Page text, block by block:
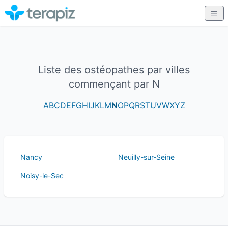
Liste des ostéopathes par villes
commençant par N
ABCDEFGHIJKLMNOPQRSTUVWXYZ
Nancy Neuilly-sur-Seine
Noisy-le-Sec